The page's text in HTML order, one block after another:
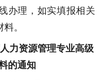
办理，如实填报相关
。
力资源管理专业高级
的通知